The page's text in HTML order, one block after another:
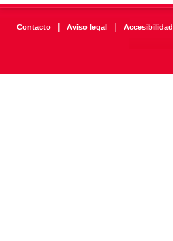
Contacto | Aviso legal | Accesibilidad